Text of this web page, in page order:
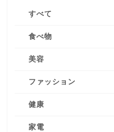
すべて
食べ物
美容
ファッション
健康
家電